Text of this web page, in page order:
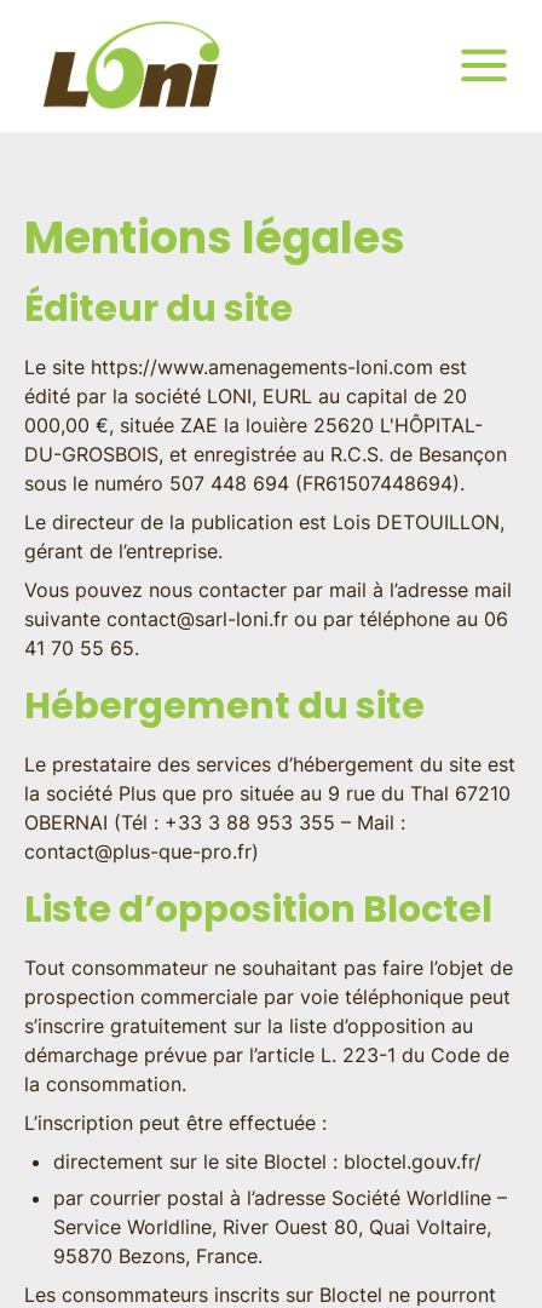
Mentions légales
Éditeur du site
Le site https://www.amenagements-loni.com est
édité par la société LONI, EURL au capital de 20
000,00 €, située ZAE la louière 25620 L'HÔPITAL-
DU-GROSBOIS, et enregistrée au R.C.S. de Besançon
sous le numéro 507 448 694 (FR61507448694).
Le directeur de la publication est Lois DETOUILLON,
gérant de l’entreprise.
Vous pouvez nous contacter par mail à l’adresse mail
suivante contact@sarl-loni.fr ou par téléphone au 06
41 70 55 65.
Hébergement du site
Le prestataire des services d’hébergement du site est
la société Plus que pro située au 9 rue du Thal 67210
OBERNAI (Tél : +33 3 88 953 355 – Mail :
contact@plus-que-pro.fr)
Liste d’opposition Bloctel
Tout consommateur ne souhaitant pas faire l’objet de
prospection commerciale par voie téléphonique peut
s’inscrire gratuitement sur la liste d’opposition au
démarchage prévue par l’article L. 223-1 du Code de
la consommation.
L’inscription peut être effectuée :
directement sur le site Bloctel : bloctel.gouv.fr/
par courrier postal à l’adresse Société Worldline –
Service Worldline, River Ouest 80, Quai Voltaire,
95870 Bezons, France.
Les consommateurs inscrits sur Bloctel ne pourront